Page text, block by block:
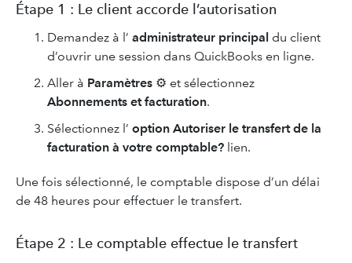
Étape 1 : Le client accorde l’autorisation
Demandez à l’ administrateur principal du client
d’ouvrir une session dans QuickBooks en ligne.
Aller à Paramètres ⚙ et sélectionnez
Abonnements et facturation.
Sélectionnez l’ option Autoriser le transfert de la
facturation à votre comptable? lien.
Une fois sélectionné, le comptable dispose d’un délai
de 48 heures pour effectuer le transfert.
Étape 2 : Le comptable effectue le transfert